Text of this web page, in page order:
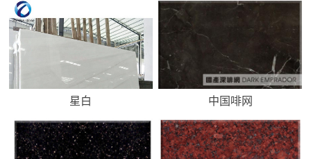
星白 中国啡网